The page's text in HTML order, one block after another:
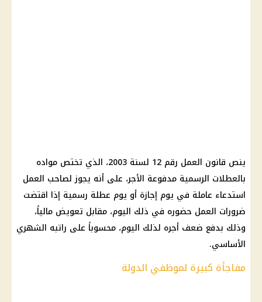
ينص قانون العمل رقم 12 لسنة 2003، الذي تختص مواده
بالعطلات الرسمية مدفوعة الأجر، على أنه يجوز لصاحب العمل
استدعاء عاملة في يوم إجازة أو يوم عطلة رسمية إذا اقتضت
ضرورات العمل حضوره في ذلك اليوم، مقابل تعويض مالياً،
وذلك بدفع ضعف أجره لذلك اليوم، محسوباً على راتبه الشهري
الأساسي.
مفاجأة كبيرة لموظفي الدولة